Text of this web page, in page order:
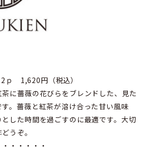
1,620円（税込）
に薔薇の花びらをブレンドした、見た
。薔薇と紅茶が溶け合った甘い風味
した時間を過ごすのに最適です。大切
うぞ。